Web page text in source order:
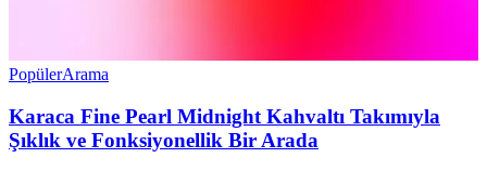
PopülerArama
Karaca Fine Pearl Midnight Kahvaltı Takımıyla
Şıklık ve Fonksiyonellik Bir Arada